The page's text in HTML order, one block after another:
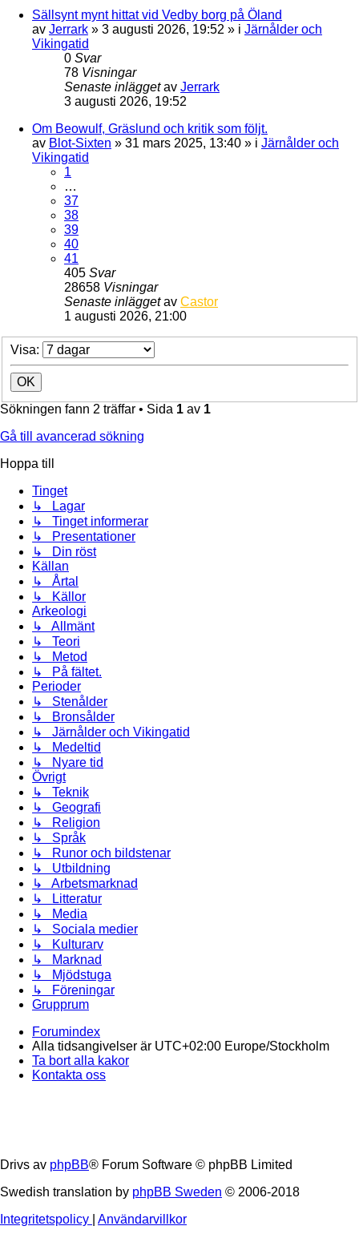
Sällsynt mynt hittat vid Vedby borg på Öland
av Jerrark » 3 augusti 2026, 19:52 » i Järnålder och
Vikingatid
0 Svar
78 Visningar
Senaste inläggetav Jerrark
3 augusti 2026, 19:52
Om Beowulf, Gräslund och kritik som följt.
av Blot-Sixten » 31 mars 2025, 13:40 » i Järnålder och
Vikingatid
1
…
37
38
39
40
41
405 Svar
28658 Visningar
Senaste inläggetav Castor
1 augusti 2026, 21:00
Visa:
Sökningen fann 2 träffar • Sida 1 av 1
Gå till avancerad sökning
Hoppa till
Tinget
↳ Lagar
↳ Tinget informerar
↳ Presentationer
↳ Din röst
Källan
↳ Årtal
↳ Källor
Arkeologi
↳ Allmänt
↳ Teori
↳ Metod
↳ På fältet.
Perioder
↳ Stenålder
↳ Bronsålder
↳ Järnålder och Vikingatid
↳ Medeltid
↳ Nyare tid
Övrigt
↳ Teknik
↳ Geografi
↳ Religion
↳ Språk
↳ Runor och bildstenar
↳ Utbildning
↳ Arbetsmarknad
↳ Litteratur
↳ Media
↳ Sociala medier
↳ Kulturarv
↳ Marknad
↳ Mjödstuga
↳ Föreningar
Grupprum
Forumindex
Alla tidsangivelser är UTC+02:00 Europe/Stockholm
Ta bort alla kakor
Kontakta oss
Drivs av phpBB® Forum Software © phpBB Limited
Swedish translation by phpBB Sweden © 2006-2018
Integritetspolicy
Användarvillkor